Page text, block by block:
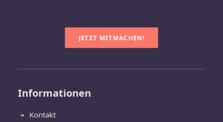
JETZT MITMACHEN!
Informationen
Kontakt